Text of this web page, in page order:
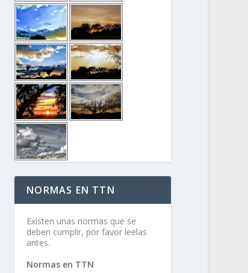
NORMAS EN TTN
Existen unas normas que se
deben cumplir, por favor leelas
antes.
Normas en TTN